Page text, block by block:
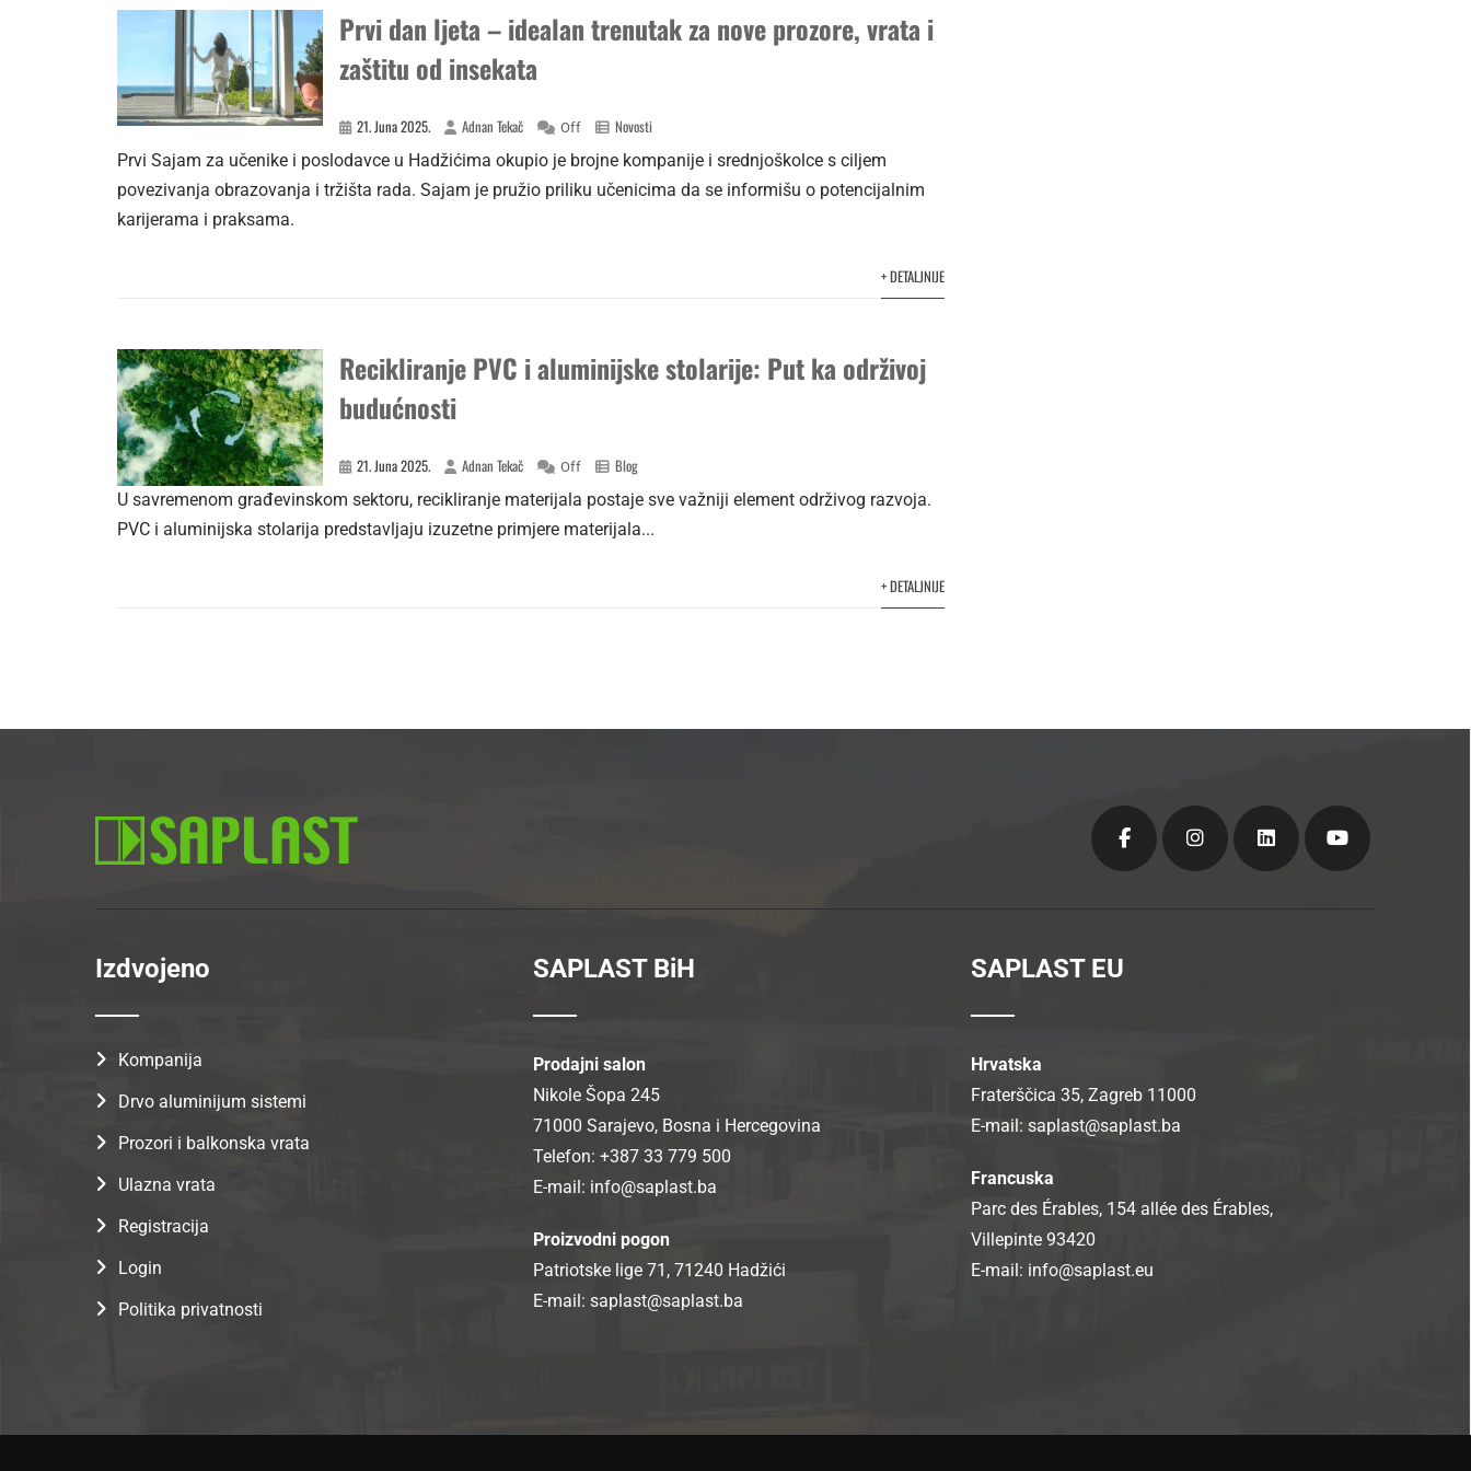
Prvi dan ljeta – idealan trenutak za nove prozore, vrata i
zaštitu od insekata
21. Juna 2025. Adnan Tekač Off
Novosti
Prvi Sajam za učenike i poslodavce u Hadžićima okupio je brojne kompanije i srednjoškolce s ciljem
povezivanja obrazovanja i tržišta rada. Sajam je pružio priliku učenicima da se informišu o potencijalnim
karijerama i praksama.
+ DETALJNIJE
Recikliranje PVC i aluminijske stolarije: Put ka održivoj
budućnosti
21. Juna 2025. Adnan Tekač Off
Blog
U savremenom građevinskom sektoru, recikliranje materijala postaje sve važniji element održivog razvoja.
PVC i aluminijska stolarija predstavljaju izuzetne primjere materijala...
+ DETALJNIJE
Izdvojeno
Kompanija
Drvo aluminijum sistemi
Prozori i balkonska vrata
Ulazna vrata
Registracija
Login
Politika privatnosti
SAPLAST BiH
Prodajni salon
Nikole Šopa 245
71000 Sarajevo, Bosna i Hercegovina
Telefon: +387 33 779 500
E-mail: info@saplast.ba
Proizvodni pogon
Patriotske lige 71, 71240 Hadžići
E-mail: saplast@saplast.ba
SAPLAST EU
Hrvatska
Fraterščica 35, Zagreb 11000
E-mail: saplast@saplast.ba
Francuska
Parc des Érables, 154 allée des Érables,
Villepinte 93420
E-mail: info@saplast.eu